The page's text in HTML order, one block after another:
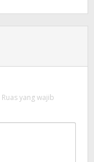
Ruas yang wajib